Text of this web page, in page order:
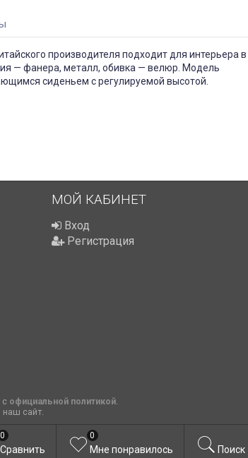
производителя подходит для интерьера в
— фанера, металл, обивка — велюр. Модель
сиденьем с регулируемой высотой.
МОЙ КАБИНЕТ
Вход
Регистрация
официальной политикой.
наш сайт.
Сравнить
0
Мне понравилось
0
Поиск